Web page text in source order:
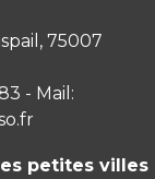
75007
- Mail:
petites villes